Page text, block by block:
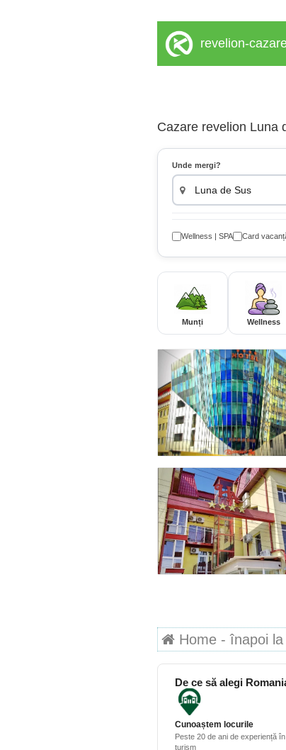
revelion-
Cazare revelion Luna
Unde mergi?
Wellness | SPA Card
Munți Wellness
Home - înapoi
De ce să alegi
Cunoaștem locurile
Peste 20 de ani de experiență în
turism